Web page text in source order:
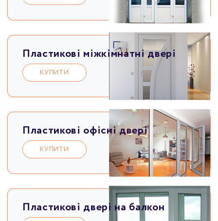
Пластикові міжкімнатні двері
КУПИТИ
Пластикові офісні двері
КУПИТИ
Пластикові двері на балкон